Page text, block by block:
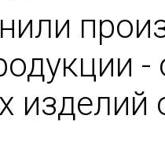
изделий